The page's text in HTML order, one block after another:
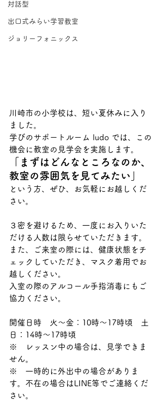
対話型
出口式みらい学習教室
ジョリーフォニックス
川崎市の小学校は、短い夏休みに入り
ました。
学びのサポートルーム ludo では、この
機会に教室の見学会を実施します。
「まずはどんなところなのか、
教室の雰囲気を見てみたい」
という方、ぜひ、お気軽にお越しくだ
さい。
３密を避けるため、一度にお入りいた
だける人数は限らせていただきます。
また、ご来室の際には、健康状態をチ
ェックしていただき、マスク着用でお
越しください。
入室の際のアルコール手指消毒にもご
協力ください。
開催日時　火〜金：10時〜17時頃　土
日：14時〜17時頃
※　レッスン中の場合は、見学できま
せん。
※　一時的に外出中の場合がありま
す。不在の場合はLINE等でご連絡くだ
さい。